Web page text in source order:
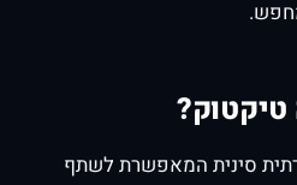
טיקטוק?
סינית המאפשרת לשתף